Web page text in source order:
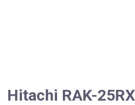
Hitachi RAK-